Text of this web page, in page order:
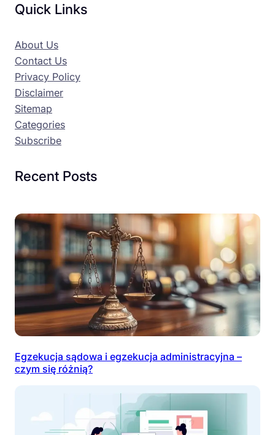
Quick Links
About Us
Contact Us
Privacy Policy
Disclaimer
Sitemap
Categories
Subscribe
Recent Posts
Egzekucja sądowa i egzekucja administracyjna –
czym się różnią?